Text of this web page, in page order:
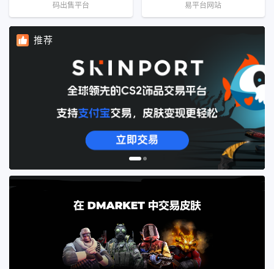
码出售平台
易平台网站
推荐